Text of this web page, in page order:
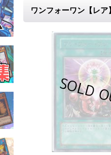
ワンフォーワン【レア